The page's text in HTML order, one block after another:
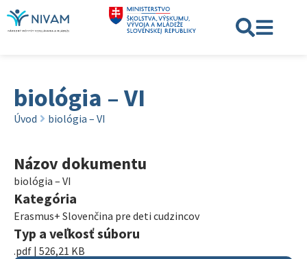
biológia – VI
Úvod biológia – VI
Názov dokumentu
biológia – VI
Kategória
Erasmus+ Slovenčina pre deti cudzincov
Typ a veľkosť súboru
.pdf | 526,21 KB